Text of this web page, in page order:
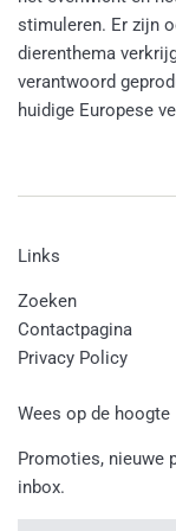
stimuleren. Er zijn
dierenthema
verantwoord
huidige Europese
Links
Zoeken
Contactpagina
Privacy Policy
Wees op de hoogte
Promoties, nieuwe
inbox.